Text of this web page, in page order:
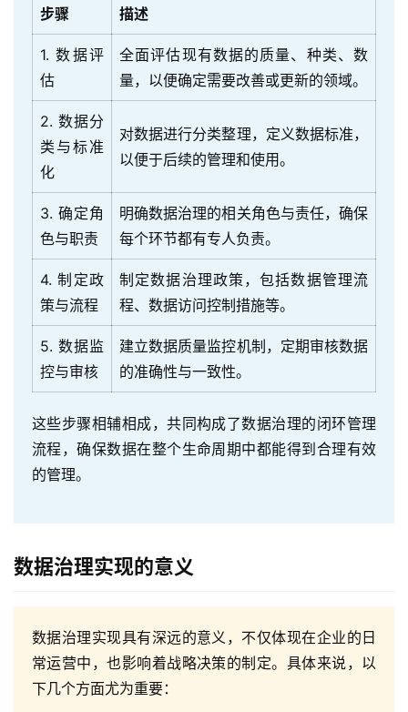
步骤 描述
1. 数据评
估
全面评估现有数据的质量、种类、数
量，以便确定需要改善或更新的领域。
2. 数据分
类与标准
化
对数据进行分类整理，定义数据标准，
以便于后续的管理和使用。
3. 确定角
色与职责
明确数据治理的相关角色与责任，确保
每个环节都有专人负责。
4. 制定政
策与流程
制定数据治理政策，包括数据管理流
程、数据访问控制措施等。
5. 数据监
控与审核
建立数据质量监控机制，定期审核数据
的准确性与一致性。
这些步骤相辅相成，共同构成了数据治理的闭环管理
流程，确保数据在整个生命周期中都能得到合理有效
的管理。
数据治理实现的意义
数据治理实现具有深远的意义，不仅体现在企业的日
常运营中，也影响着战略决策的制定。具体来说，以
下几个方面尤为重要：